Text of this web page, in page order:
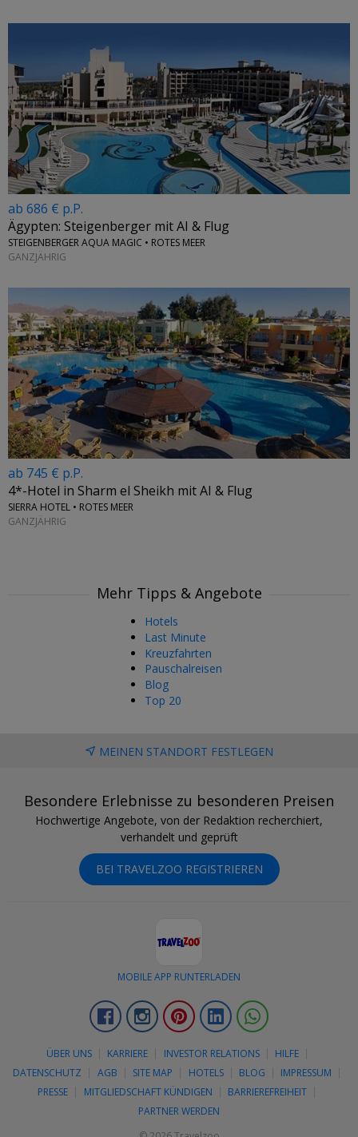
ab 686 € p.P.
Ägypten: Steigenberger mit AI & Flug
STEIGENBERGER AQUA MAGIC • ROTES MEER
GANZJÄHRIG
ab 745 € p.P.
4*-Hotel in Sharm el Sheikh mit AI & Flug
SIERRA HOTEL • ROTES MEER
GANZJÄHRIG
Mehr Tipps & Angebote
Hotels
Last Minute
Kreuzfahrten
Pauschalreisen
Blog
Top 20
MEINEN STANDORT FESTLEGEN
Besondere Erlebnisse zu besonderen Preisen
Hochwertige Angebote, von der Redaktion recherchiert,
verhandelt und geprüft
BEI TRAVELZOO REGISTRIEREN
MOBILE APP RUNTERLADEN
FacebookInstagramPinterestLinkedIn
ÜBER UNS KARRIERE INVESTOR RELATIONS
HILFE
DATENSCHUTZ
AGB SITE MAP HOTELS BLOG
IMPRESSUM
PRESSE
MITGLIEDSCHAFT KÜNDIGEN
BARRIEREFREIHEIT
PARTNER WERDEN